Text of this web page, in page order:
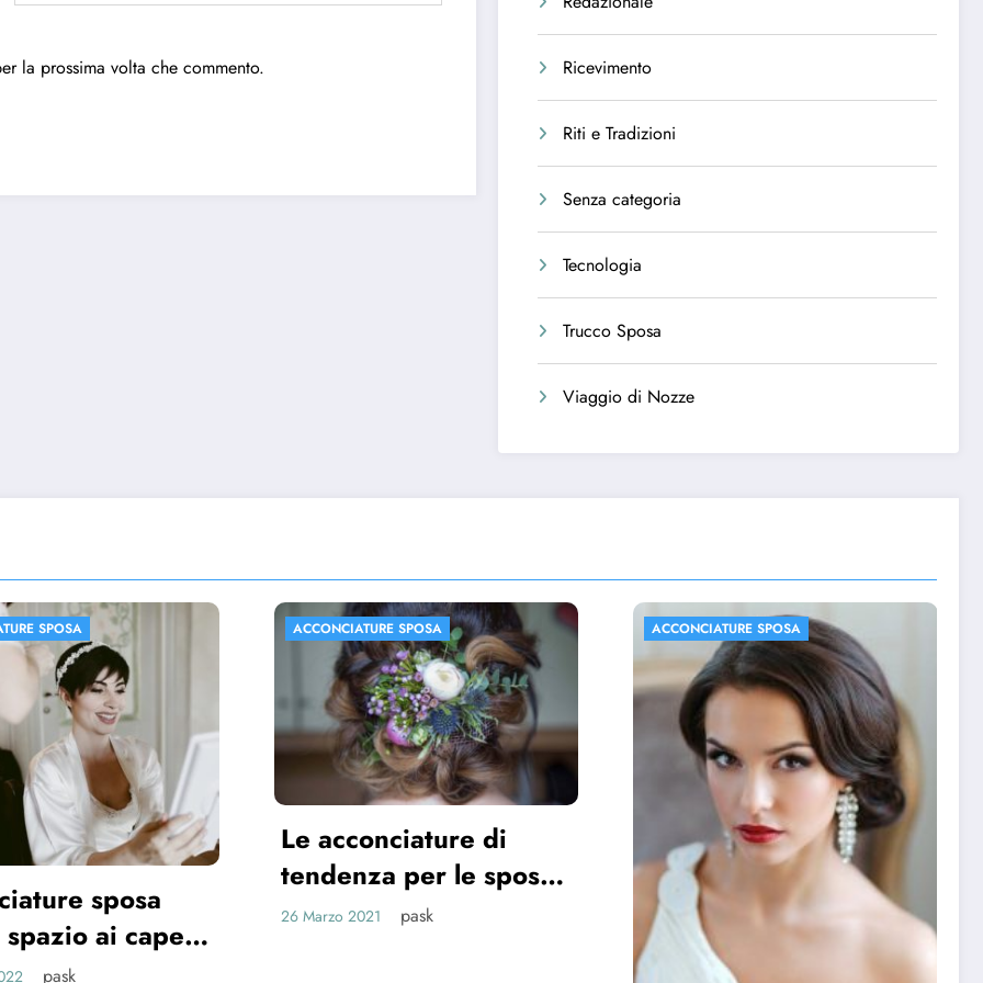
la prossima volta che commento. Ricevimento
Riti e Tradizioni
Senza categoria
Tecnologia
Trucco Sposa
Viaggio di Nozze
SPOSA
di
per le spose
2021 pask
ACCONCIATURE SPOSA
ACCONCIATURE SPOSA
FOTO MATRIMONIO